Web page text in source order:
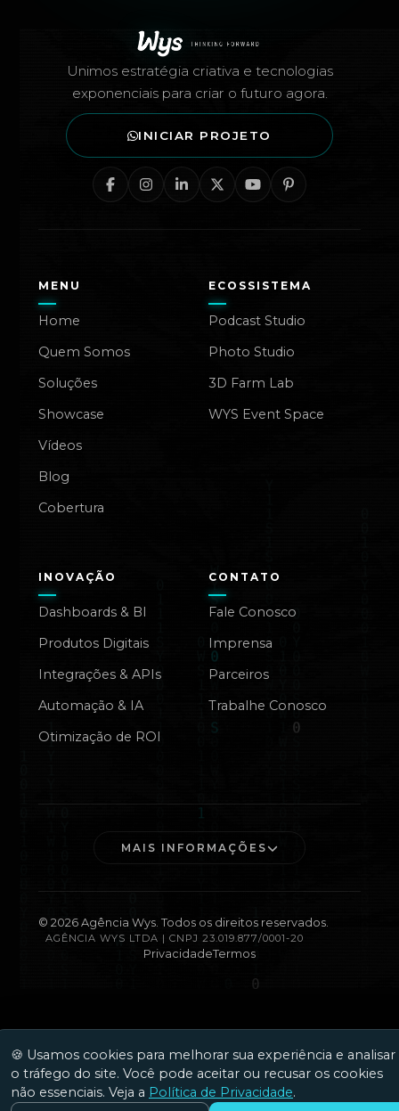
Unimos estratégia criativa e tecnologias
exponenciais para criar o futuro agora.
INICIAR PROJETO
MENU
Home
Quem Somos
Soluções
Showcase
Vídeos
Blog
Cobertura
ECOSSISTEMA
Podcast Studio
Photo Studio
3D Farm Lab
WYS Event Space
INOVAÇÃO
Dashboards & BI
Produtos Digitais
Integrações & APIs
Automação & IA
Otimização de ROI
CONTATO
Fale Conosco
Imprensa
Parceiros
Trabalhe Conosco
MAIS INFORMAÇÕES
© 2026Agência Wys. Todos os direitos reservados.
AGÊNCIA WYS LTDA | CNPJ 23.019.877/0001-20
PrivacidadeTermos
🍪 Usamos cookies para melhorar sua experiência e analisar
o tráfego do site. Você pode aceitar ou recusar os cookies
não essenciais. Veja a Política de Privacidade.